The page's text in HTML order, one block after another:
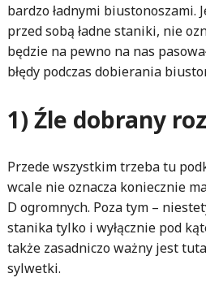
bardzo ładnymi biustonoszami.
przed sobą ładne staniki, nie
będzie na pewno na nas
błędy podczas dobierania
1) Źle dobrany
Przede wszystkim trzeba tu
wcale nie oznacza koniecznie
D ogromnych. Poza tym –
stanika tylko i wyłącznie pod
także zasadniczo ważny jest
sylwetki.